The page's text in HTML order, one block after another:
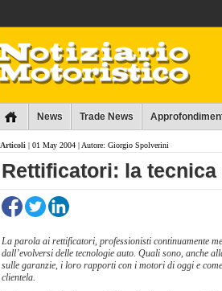
News Trade News
Articoli | 01 May 2004 | Autore: Giorgio Spolverini
Rettificatori: la tecnica
La parola ai rettificatori, professionisti continuamente
dall’evolversi delle tecnologie auto. Quali sono, anche
sulle garanzie, i loro rapporti con i motori di oggi e
clientela.